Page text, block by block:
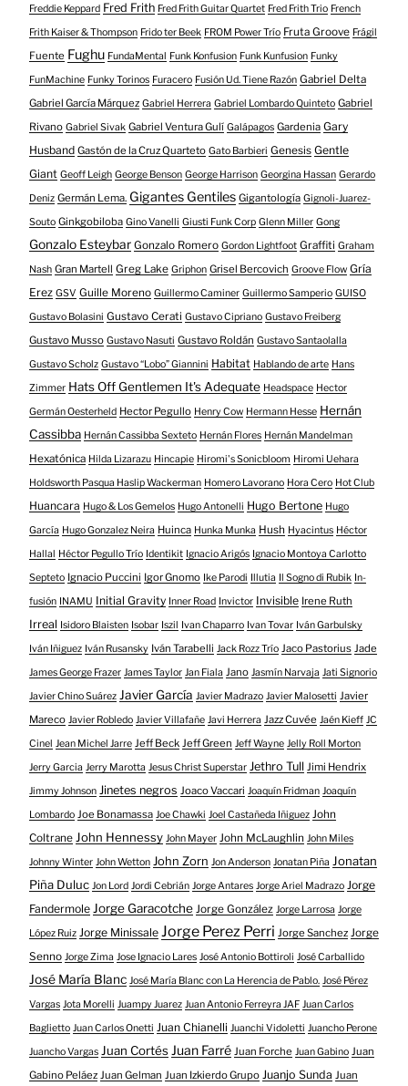
Freddie Keppard Fred Frith Fred Frith Guitar Quartet Fred Frith Trio French
Frith Kaiser & Thompson Frido ter Beek FROM Power Trío Fruta Groove Frágil
Fuente Fughu FundaMental Funk Konfusion Funk Kunfusion Funky
FunMachine Funky Torinos Furacero Fusión Ud. Tiene Razón Gabriel Delta
Gabriel García Márquez Gabriel Herrera Gabriel Lombardo Quinteto Gabriel
Rivano Gabriel Sivak Gabriel Ventura Gulí Galápagos Gardenia Gary
Husband Gastón de la Cruz Quarteto Gato Barbieri Genesis Gentle
Giant Geoff Leigh George Benson George Harrison Georgina Hassan Gerardo
Deniz Germán Lema. Gigantes Gentiles Gigantología Gignoli-Juarez-
Souto Ginkgobiloba Gino Vanelli Giusti Funk Corp Glenn Miller Gong
Gonzalo Esteybar Gonzalo Romero Gordon Lightfoot Graffiti Graham
Nash Gran Martell Greg Lake Griphon Grisel Bercovich Groove Flow Gría
Erez GSV Guille Moreno Guillermo Caminer Guillermo Samperio GUISO
Gustavo Bolasini Gustavo Cerati Gustavo Cipriano Gustavo Freiberg
Gustavo Musso Gustavo Nasuti Gustavo Roldán Gustavo Santaolalla
Gustavo Scholz Gustavo “Lobo” Giannini Habitat Hablando de arte Hans
Zimmer Hats Off Gentlemen It's Adequate Headspace Hector
Germán Oesterheld Hector Pegullo Henry Cow Hermann Hesse Hernán
Cassibba Hernán Cassibba Sexteto Hernán Flores Hernán Mandelman
Hexatónica Hilda Lizarazu Hincapie Hiromi's Sonicbloom Hiromi Uehara
Holdsworth Pasqua Haslip Wackerman Homero Lavorano Hora Cero Hot Club
Huancara Hugo & Los Gemelos Hugo Antonelli Hugo Bertone Hugo
García Hugo Gonzalez Neira Huinca Hunka Munka Hush Hyacintus Héctor
Hallal
Héctor Pegullo Trío Identikit Ignacio Arigós Ignacio Montoya Carlotto
Septeto Ignacio Puccini Igor Gnomo Ike Parodi Illutia Il Sogno di Rubik In-
fusión INAMU Initial Gravity Inner Road Invictor Invisible Irene Ruth
Irreal Isidoro Blaisten Isobar Iszil Ivan Chaparro Ivan Tovar Iván Garbulsky
Iván Iñiguez Iván Rusansky Iván Tarabelli Jack Rozz Trío Jaco Pastorius Jade
James George Frazer James Taylor Jan Fiala Jano Jasmín Narvaja Jati Signorio
Javier Chino Suárez Javier García Javier Madrazo Javier Malosetti Javier
Mareco Javier Robledo Javier Villafañe Javi Herrera Jazz Cuvée Jaén Kieff JC
Cinel Jean Michel Jarre Jeff Beck Jeff Green Jeff Wayne Jelly Roll Morton
Jerry Garcia Jerry Marotta Jesus Christ Superstar Jethro Tull Jimi Hendrix
Jimmy Johnson Jinetes negros Joaco Vaccari Joaquín Fridman Joaquín
Lombardo Joe Bonamassa Joe Chawki Joel Castañeda Iñiguez John
Coltrane John Hennessy John Mayer John McLaughlin John Miles
Johnny Winter John Wetton John Zorn Jon Anderson Jonatan Piña Jonatan
Piña Duluc Jon Lord Jordi Cebrián Jorge Antares Jorge Ariel Madrazo Jorge
Fandermole Jorge Garacotche Jorge González Jorge Larrosa Jorge
López Ruiz Jorge Minissale Jorge Perez Perri Jorge Sanchez Jorge
Senno Jorge Zima Jose Ignacio Lares José Antonio Bottiroli José Carballido
José María Blanc José María Blanc con La Herencia de Pablo. José Pérez
Vargas Jota Morelli Juampy Juarez Juan Antonio Ferreyra JAF Juan Carlos
Baglietto Juan Carlos Onetti Juan Chianelli Juanchi Vidoletti Juancho Perone
Juancho Vargas Juan Cortés Juan Farré Juan Forche Juan Gabino Juan
Gabino Peláez Juan Gelman Juan Izkierdo Grupo Juanjo Sunda Juan